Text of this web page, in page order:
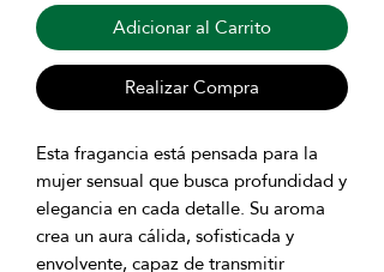
Adicionar al Carrito
Realizar Compra
Esta fragancia está pensada para la
mujer sensual que busca profundidad y
elegancia en cada detalle. Su aroma
crea un aura cálida, sofisticada y
envolvente, capaz de transmitir